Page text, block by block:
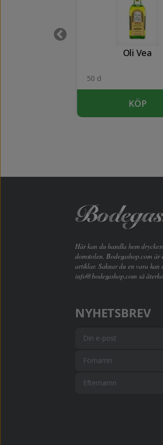
Oli Vea
50 cl
KÖP
Här kan du handla hem
domstolen. Bodegashop.com
artiklar. Saknar du en vara kan
info@bodegashop.comså
NYHETSBREV